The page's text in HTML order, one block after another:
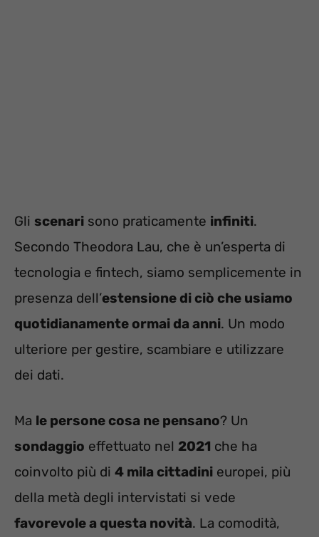
Gli scenari sono praticamente infiniti.
Secondo Theodora Lau, che è un’esperta di
tecnologia e fintech, siamo semplicemente in
presenza dell’estensione di ciò che usiamo
quotidianamente ormai da anni. Un modo
ulteriore per gestire, scambiare e utilizzare
dei dati.
Ma le persone cosa ne pensano? Un
sondaggio effettuato nel 2021 che ha
coinvolto più di 4 mila cittadini europei, più
della metà degli intervistati si vede
favorevole a questa novità. La comodità,